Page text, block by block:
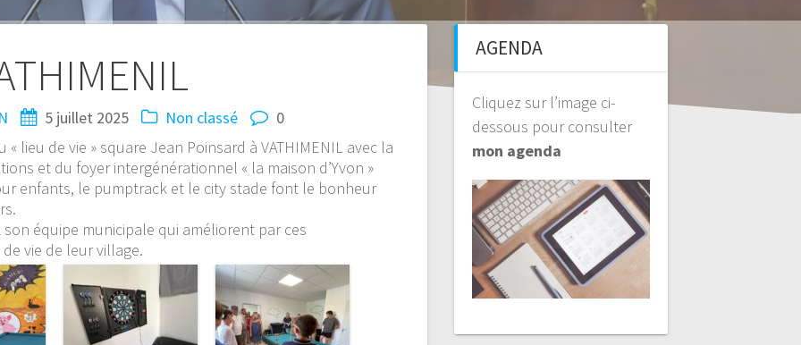
5 juillet 2025 Non classé
0
lieu de vie » square Jean Poinsard à VATHIMENIL avec la
et du foyer intergénérationnel « la maison d’Yvon »
enfants, le pumptrack et le city stade font le bonheur
son équipe municipale qui améliorent par ces
vie de leur village.
AGENDA
Cliquez sur l’image ci-
dessous pour consulter
mon agenda